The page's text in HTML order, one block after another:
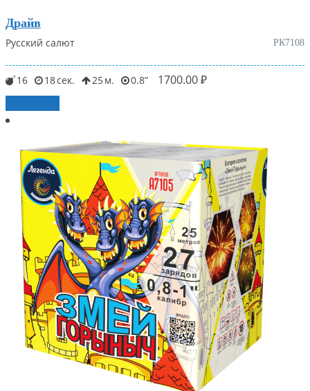
Драйв
РК7108
Русский салют
16 18 25 0.8 1700.00₽